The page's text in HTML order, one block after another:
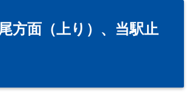
方面（上り）、当駅止